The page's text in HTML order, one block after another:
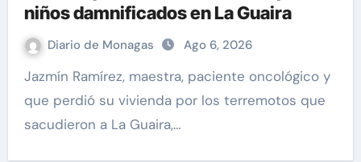
niños damnificados en La Guaira
Diario de Monagas Ago 6, 2026
Jazmín Ramírez, maestra, paciente oncológico y
que perdió su vivienda por los terremotos que
sacudieron a La Guaira,…